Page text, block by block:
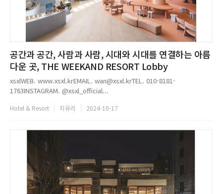
공간과 공간, 사람과 사람, 시대와 시대를 연결하는 아름
다운 곳, THE WEEKAND RESORT Lobby
xsxlWEB. www.xsxl.krEMAIL. wan@xsxl.krTEL. 010-8181-
1763INSTAGRAM. @xsxl_official...
Hotel & Resort 지유리 2024-10-17